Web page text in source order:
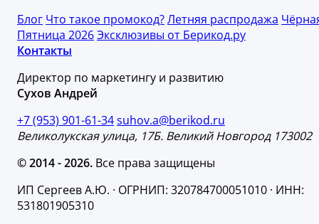
Блог Что такое промокод?Летняя распродажа
Пятница 2026Эксклюзивы от Берикод.ру
Контакты
Директор по маркетингу и развитию
Сухов Андрей
+7 (953) 901-61-34suhov.a@berikod.ru
Великолукская улица, 17Б. Великий Новгород 173002
© 2014 - 2026. Все права защищены
ИП Сергеев А.Ю. · ОГРНИП: 320784700051010 · ИНН:
531801905310